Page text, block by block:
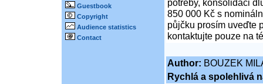
Guestbook
Copyright
Audience statistics
Contact
potřeby, konsolidaci
850 000 Kč s
půjčku prosím uveďte
kontaktujte pouze na
Author: BOUZEK
Rychlá a spolehlivá